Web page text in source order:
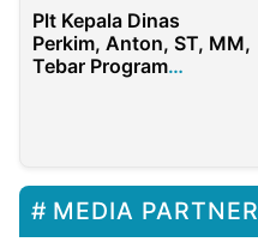
Plt Kepala Dinas
Perkim, Anton, ST, MM,
Tebar Program
MEDIA PARTNER